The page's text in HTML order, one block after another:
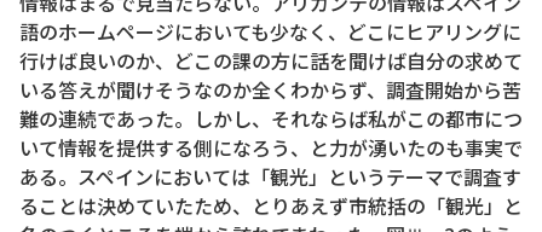
語のホームページにおいても少なく、どこにヒアリングに
行けば良いのか、どこの課の方に話を聞けば自分の求めて
いる答えが聞けそうなのか全くわからず、調査開始から苦
難の連続であった。しかし、それならば私がこの都市につ
いて情報を提供する側になろう、と力が湧いたのも事実で
ある。スペインにおいては「観光」というテーマで調査す
ることは決めていたため、とりあえず市統括の「観光」と